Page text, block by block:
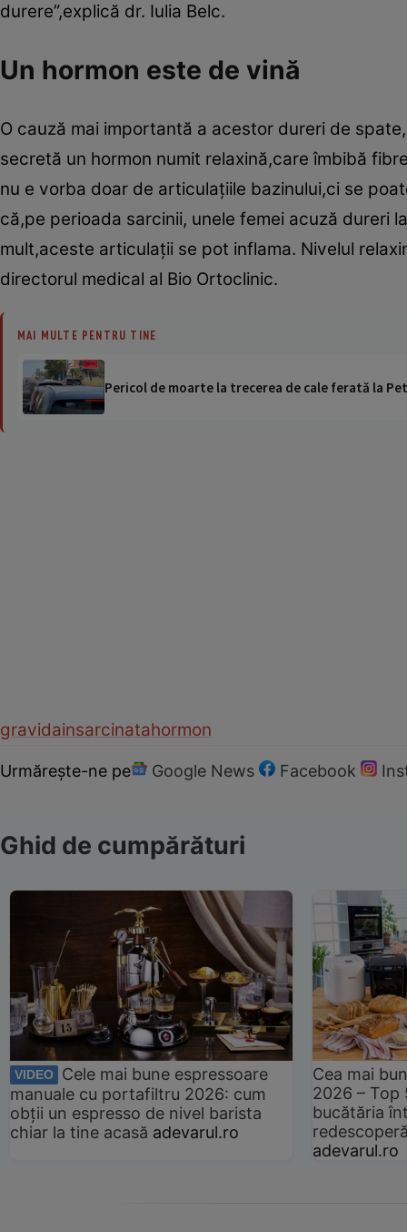
durere”,explică dr. Iulia Belc.
Un hormon este de vină
O cauză mai importantă a acestor dureri de
secretă un hormon numit relaxină,care îmbibă
nu e vorba doar de articulaţiile bazinului,ci se
că,pe perioada sarcinii, unele femei acuză dureri
mult,aceste articulaţii se pot inflama. Nivelul
directorul medical al Bio Ortoclinic.
MAI MULTE PENTRU TINE
Pericol de moarte la trecerea de cale ferată la
gravidainsarcinatahormon
Urmărește-ne pe Google News Facebook
Ghid de cumpărături
VIDEO
Cele mai bune espressoare
manuale cu portafiltru 2026: cum
obții un espresso de nivel barista
chiar la tine acasă adevarul.ro
Cea mai
2026 –
bucătăria
adevarul.ro